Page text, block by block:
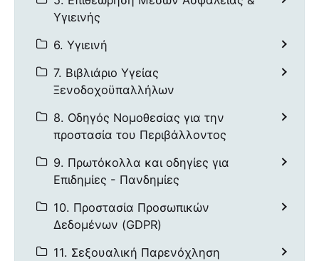
Υγιεινής
6. Υγιεινή
7. Βιβλιάριο Υγείας
Ξενοδοχοϋπαλλήλων
8. Οδηγός Νομοθεσίας για την
προστασία του Περιβάλλοντος
9. Πρωτόκολλα και οδηγίες για
Επιδημίες - Πανδημίες
10. Προστασία Προσωπικών
Δεδομένων (GDPR)
11. Σεξουαλική Παρενόχληση